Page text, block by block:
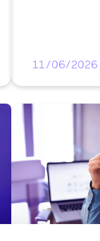
11/06/2026